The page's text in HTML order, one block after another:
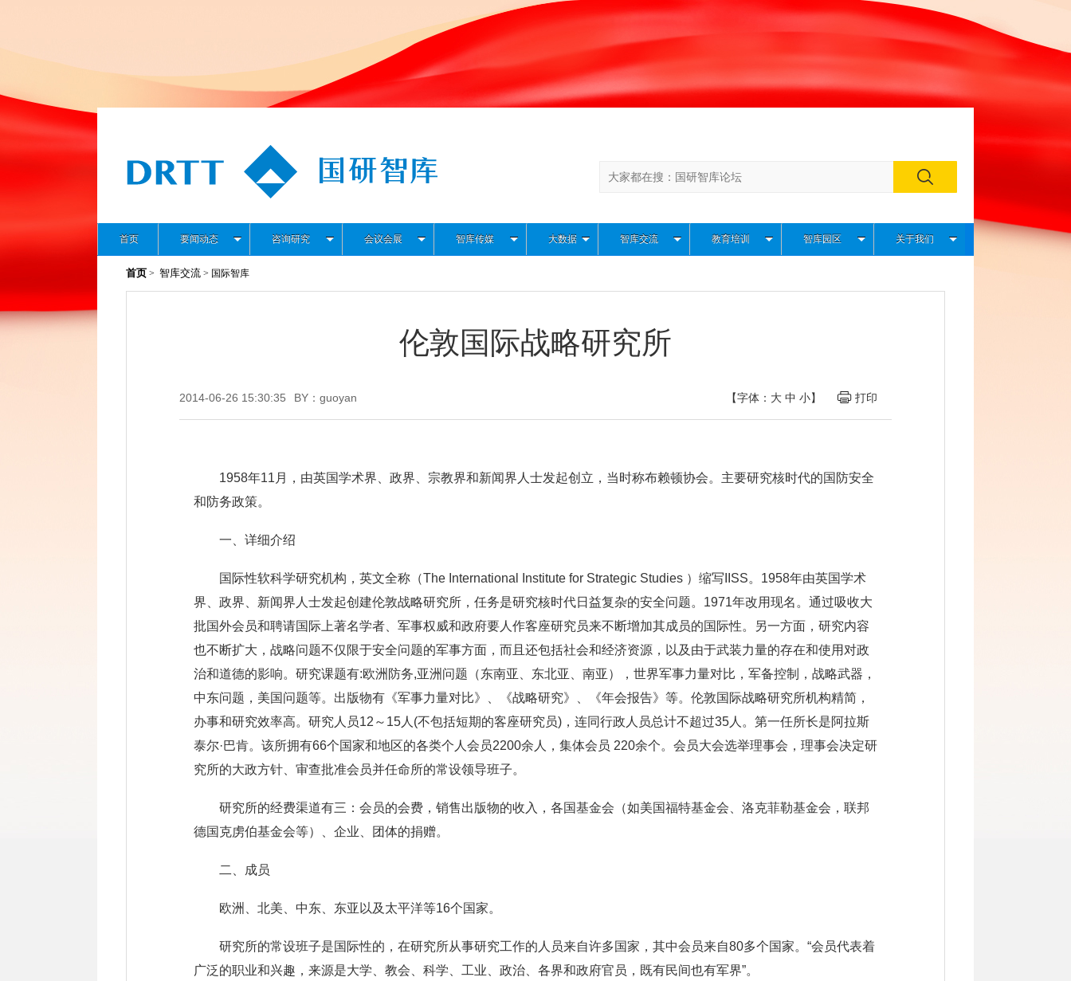
首页 要闻动态 咨询研究 会议会展 智库传媒 大数据 智库交流 教育培训 智库园区 关于我们
首页 > 智库交流 > 国际智库
伦敦国际战略研究所
2014-06-26 15:30:35 BY：guoyan 【字体： 大 中 小】 打印
1958年11月，由英国学术界、政界、宗教界和新闻界人士发起创立，当时称布赖顿协会。主要研究核时代的国防安全
和防务政策。
一、详细介绍
国际性软科学研究机构，英文全称（The International Institute for Strategic Studies ）缩写IISS。1958年由英国学术
界、政界、新闻界人士发起创建伦敦战略研究所，任务是研究核时代日益复杂的安全问题。1971年改用现名。通过吸收大
批国外会员和聘请国际上著名学者、军事权威和政府要人作客座研究员来不断增加其成员的国际性。另一方面，研究内容
也不断扩大，战略问题不仅限于安全问题的军事方面，而且还包括社会和经济资源，以及由于武装力量的存在和使用对政
治和道德的影响。研究课题有:欧洲防务,亚洲问题（东南亚、东北亚、南亚），世界军事力量对比，军备控制，战略武器，
中东问题，美国问题等。出版物有《军事力量对比》、《战略研究》、《年会报告》等。伦敦国际战略研究所机构精简，
办事和研究效率高。研究人员12～15人(不包括短期的客座研究员)，连同行政人员总计不超过35人。第一任所长是阿拉斯
泰尔·巴肯。该所拥有66个国家和地区的各类个人会员2200余人，集体会员 220余个。会员大会选举理事会，理事会决定研
究所的大政方针、审查批准会员并任命所的常设领导班子。
研究所的经费渠道有三：会员的会费，销售出版物的收入，各国基金会（如美国福特基金会、洛克菲勒基金会，联邦
德国克虏伯基金会等）、企业、团体的捐赠。
二、成员
欧洲、北美、中东、东亚以及太平洋等16个国家。
研究所的常设班子是国际性的，在研究所从事研究工作的人员来自许多国家，其中会员来自80多个国家。“会员代表着
广泛的职业和兴趣，来源是大学、教会、科学、工业、政治、各界和政府官员，既有民间也有军界”。